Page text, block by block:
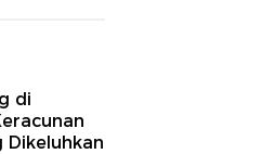
di
Dikeluhkan